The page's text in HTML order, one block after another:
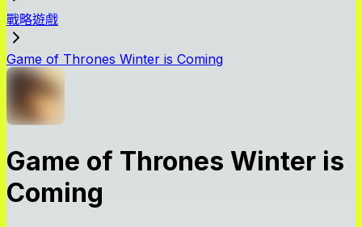
戰略遊戲
Game of Thrones Winter is Coming
Game of Thrones Winter is
Coming